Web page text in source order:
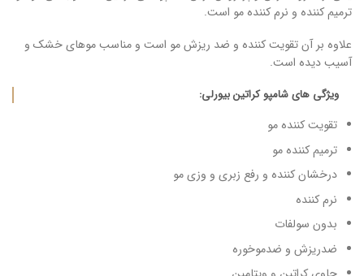
ترمیم کننده و نرم کننده مو است.
علاوه بر آن تقویت کننده و ضد ریزش مو است و مناسب موهای خشک و
آسیب دیده است.
ویژگی های شامپو کراتین بیورلی:
تقویت کننده مو
ترمیم کننده مو
درخشان کننده و رفع زبری و وزی مو
نرم کننده
بدون سولفات
ضدریزش و ضدموخوره